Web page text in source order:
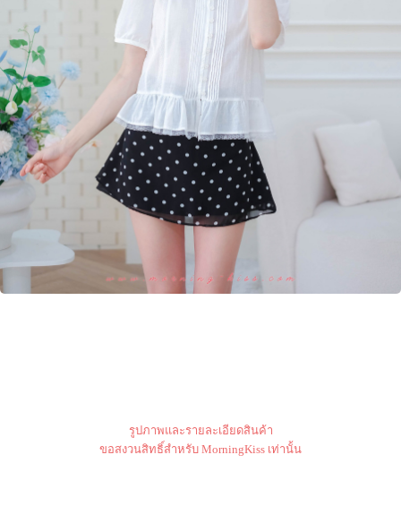
รูปภาพและรายละเอียดสินค้า
ขอสงวนสิทธิ์สำหรับ MorningKiss เท่านั้น